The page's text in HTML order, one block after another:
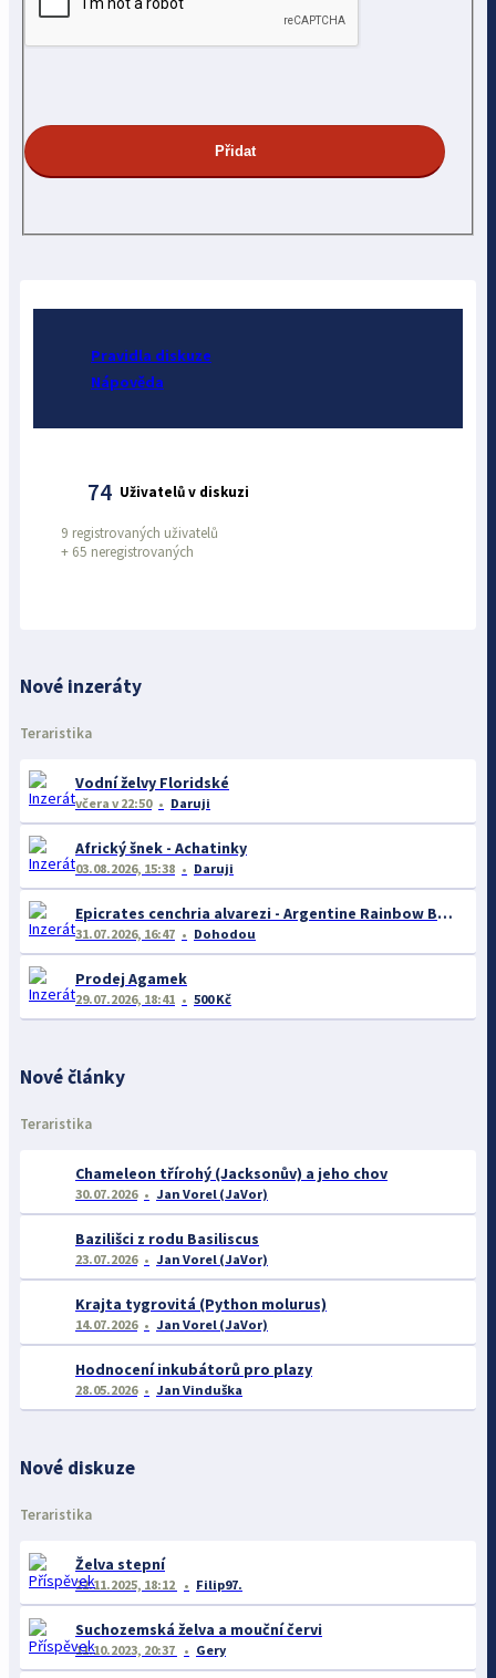
Pravidla diskuze
Nápověda
74 Uživatelů v diskuzi
9 registrovaných uživatelů
+ 65 neregistrovaných
Nové inzeráty
Teraristika
Vodní želvy Floridské
včera v 22:50 Daruji
Africký šnek - Achatinky
03.08.2026, 15:38 Daruji
Epicrates cenchria alvarezi - Argentine Rainbow Boa
31.07.2026, 16:47 Dohodou
Prodej Agamek
29.07.2026, 18:41 500 Kč
Nové články
Teraristika
Chameleon třírohý (Jacksonův) a jeho chov
30.07.2026 Jan Vorel (JaVor)
Bazilišci z rodu Basiliscus
23.07.2026 Jan Vorel (JaVor)
Krajta tygrovitá (Python molurus)
14.07.2026 Jan Vorel (JaVor)
Hodnocení inkubátorů pro plazy
28.05.2026 Jan Vinduška
Nové diskuze
Teraristika
Želva stepní
22.11.2025, 18:12 Filip97.
Suchozemská želva a mouční červi
11.10.2023, 20:37 Gery